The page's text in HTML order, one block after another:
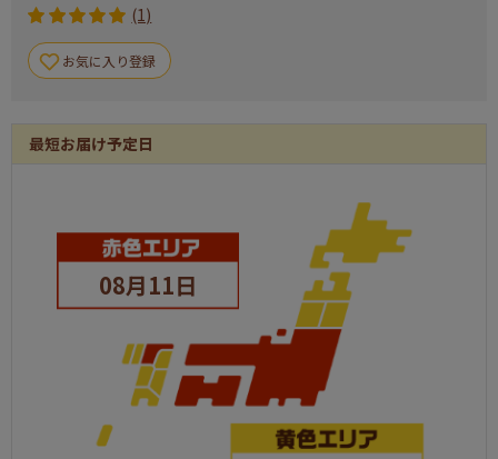
(1)
お気に入り登録
最短お届け予定日
08月11日